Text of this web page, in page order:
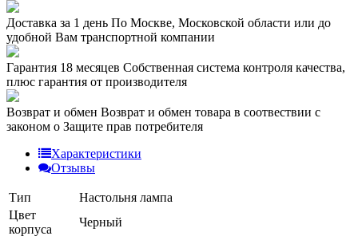
Доставка за 1 день По Москве, Московской области или до
удобной Вам транспортной компании
Гарантия 18 месяцев Собственная система контроля качества,
плюс гарантия от производителя
Возврат и обмен Возврат и обмен товара в соотвествии с
законом о Защите прав потребителя
Характеристики
Отзывы
Тип
Настольня лампа
Цвет
корпуса
Черный